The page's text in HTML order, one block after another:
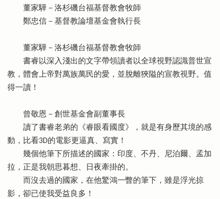
董家驊－洛杉磯台福基督教會牧師
鄭忠信－基督教論壇基金會執行長
董家驊－洛杉磯台福基督教會牧師
書睿以深入淺出的文字帶領讀者以全球視野認識普世宣
教，體會上帝對萬族萬民的愛，並脫離狹隘的宣教視野。值
得一讀！
曾敬恩－創世基金會副董事長
讀了書睿老弟的《睿眼看國度》，就是有身歷其境的感
動，比看3D的電影更逼真、寫實！
幾個他筆下所描述的國家：印度、不丹、尼泊爾、孟加
拉，正是我朝思暮想、日夜牽掛的。
而沒去過的國家，在他驚鴻一瞥的筆下，雖是浮光掠
影，卻已使我受益良多！